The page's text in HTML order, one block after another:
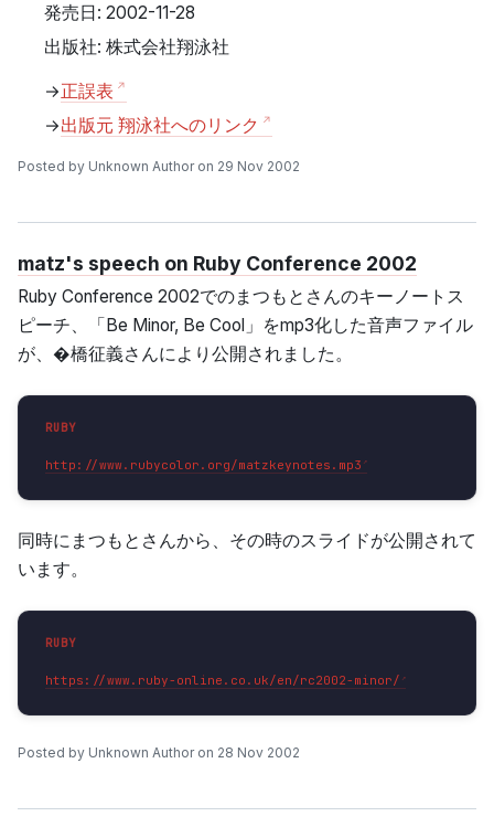
発売日: 2002-11-28
出版社: 株式会社翔泳社
→正誤表
→出版元 翔泳社へのリンク
Posted by Unknown Author on 29 Nov 2002
matz's speech on Ruby Conference 2002
Ruby Conference 2002でのまつもとさんのキーノートス
ピーチ、「Be Minor, Be Cool」をmp3化した音声ファイル
が、�橋征義さんにより公開されました。
http://www.rubycolor.org/matzkeynotes.mp3
同時にまつもとさんから、その時のスライドが公開されて
います。
https://www.ruby-online.co.uk/en/rc2002-minor/
Posted by Unknown Author on 28 Nov 2002